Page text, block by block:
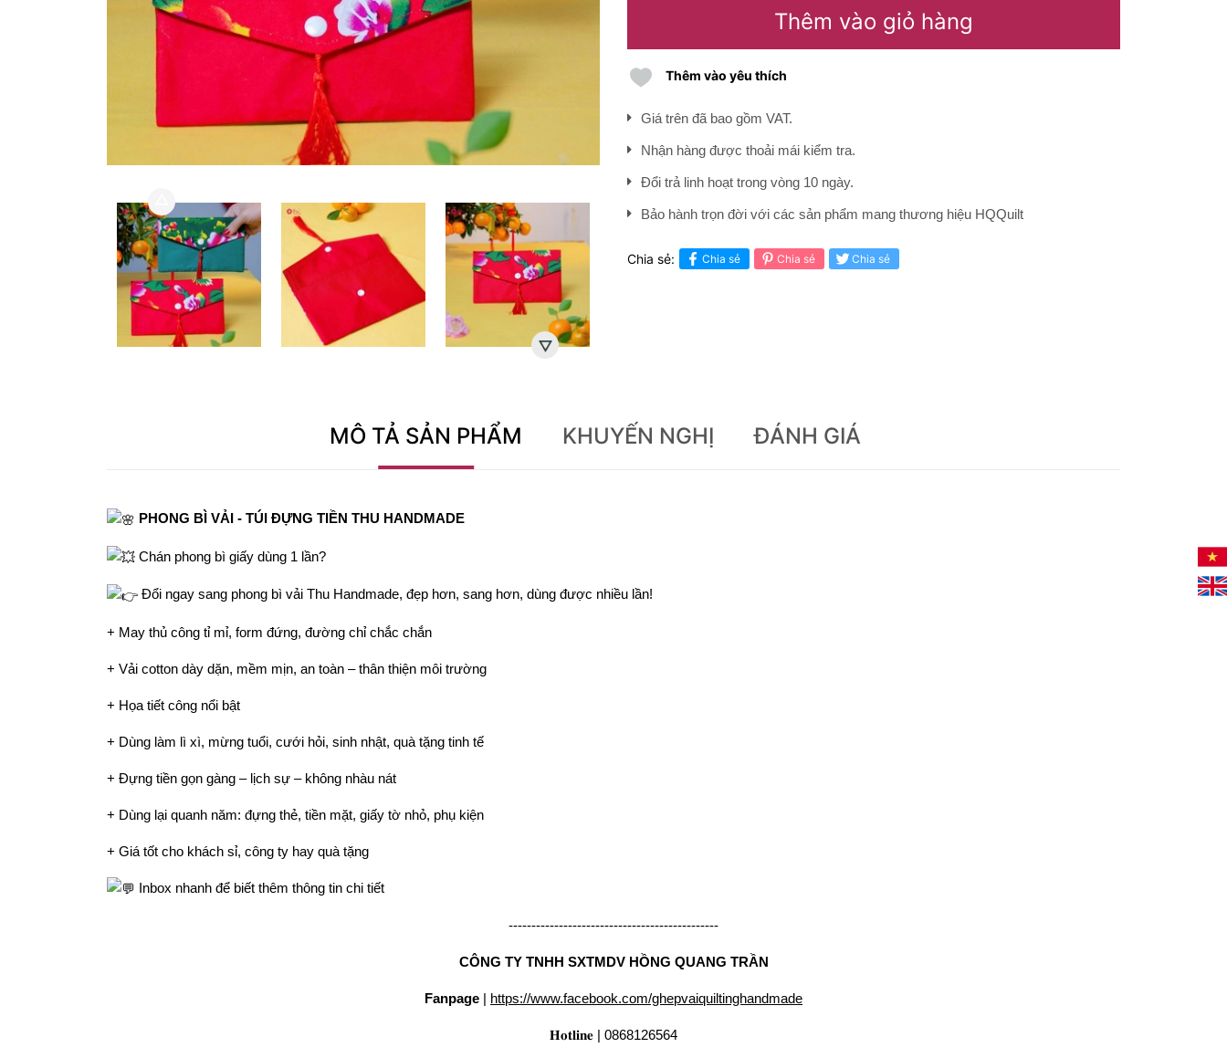
Thêm vào giỏ hàng
Thêm vào yêu thích
Giá trên đã bao gồm VAT.
Nhận hàng được thoải mái kiểm tra.
Đổi trả linh hoạt trong vòng 10 ngày.
Bảo hành trọn đời với các sản phẩm mang thương hiệu HQQuilt
Chia sẻ: Chia sẻ Chia sẻ Chia sẻ
MÔ TẢ SẢN PHẨM KHUYẾN NGHỊ ĐÁNH GIÁ
PHONG BÌ VẢI - TÚI ĐỰNG TIỀN THU HANDMADE
Chán phong bì giấy dùng 1 lần?
Đổi ngay sang phong bì vải Thu Handmade, đẹp hơn, sang hơn, dùng được nhiều lần!
+ May thủ công tỉ mỉ, form đứng, đường chỉ chắc chắn
+ Vải cotton dày dặn, mềm mịn, an toàn – thân thiện môi trường
+ Họa tiết công nổi bật
+ Dùng làm lì xì, mừng tuổi, cưới hỏi, sinh nhật, quà tặng tinh tế
+ Đựng tiền gọn gàng – lịch sự – không nhàu nát
+ Dùng lại quanh năm: đựng thẻ, tiền mặt, giấy tờ nhỏ, phụ kiện
+ Giá tốt cho khách sỉ, công ty hay quà tặng
Inbox nhanh để biết thêm thông tin chi tiết
----------------------------------------------
CÔNG TY TNHH SXTMDV HỒNG QUANG TRẦN
Fanpage | https://www.facebook.com/ghepvaiquiltinghandmade
𝐇𝐨𝐭𝐥𝐢𝐧𝐞 | 0868126564